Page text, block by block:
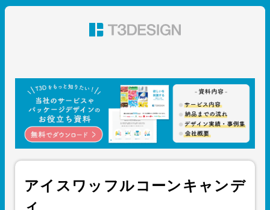
ン 株式会社T3デザイン
アイスワッフルコーンキャンデ
ィ